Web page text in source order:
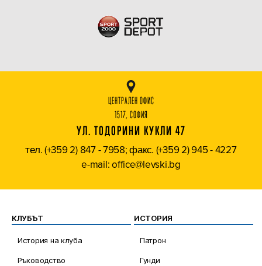
ЦЕНТРАЛЕН ОФИС
1517, СОФИЯ
УЛ. ТОДОРИНИ КУКЛИ 47
тел. (+359 2) 847 - 7958; факс. (+359 2) 945 - 4227
e-mail: office@levski.bg
КЛУБЪТ
История на клуба
Ръководство
ИСТОРИЯ
Патрон
Гунди